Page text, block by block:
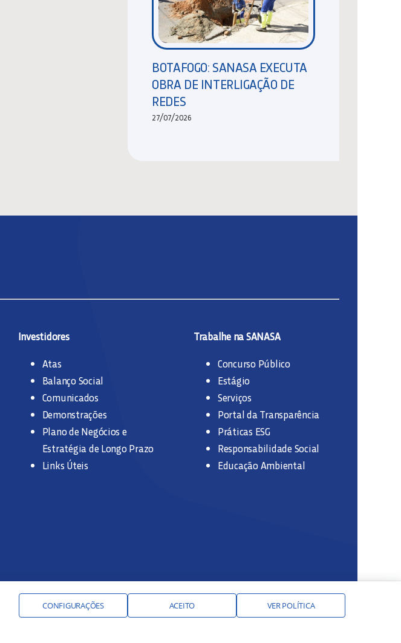
BOTAFOGO: SANASA EXECUTA
OBRA DE INTERLIGAÇÃO DE
REDES
27/07/2026
Investidores
Atas
Balanço Social
Comunicados
Demonstrações
Plano de Negócios e
Estratégia de Longo Prazo
Links Úteis
Trabalhe na SANASA
Concurso Público
Estágio
Serviços
Portal da Transparência
Práticas ESG
Responsabilidade Social
Educação Ambiental
CONFIGURAÇÕES ACEITO VER POLÍTICA